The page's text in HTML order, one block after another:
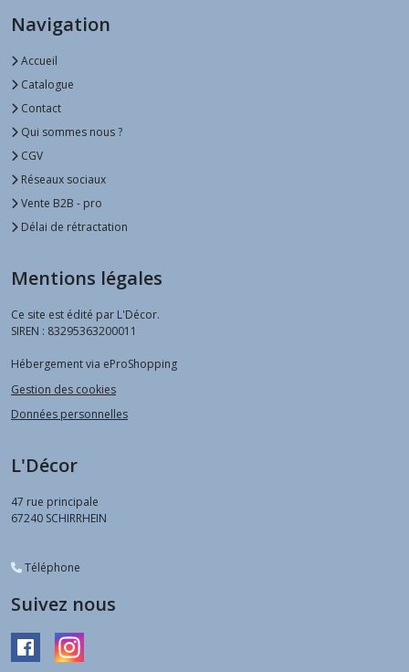
Navigation
Accueil
Catalogue
Contact
Qui sommes nous ?
CGV
Réseaux sociaux
Vente B2B - pro
Délai de rétractation
Mentions légales
Ce site est édité par L'Décor.
SIREN : 83295363200011
Hébergement via eProShopping
Gestion des cookies
Données personnelles
L'Décor
47 rue principale
67240 SCHIRRHEIN
Téléphone
Suivez nous